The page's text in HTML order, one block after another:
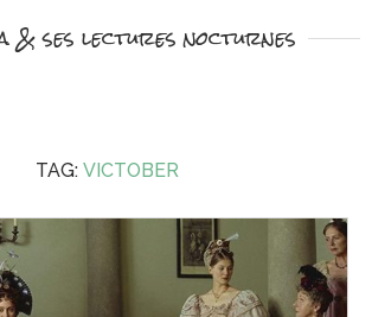
ses lectures nocturnes
TAG: VICTOBER